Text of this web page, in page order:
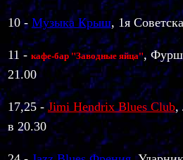
10 - Музыка Крыш, 1я
11 - кафе-бар "Заводные яйца",
21.00
17,25 -Jimi Hendrix Blues Club,
в 20.30